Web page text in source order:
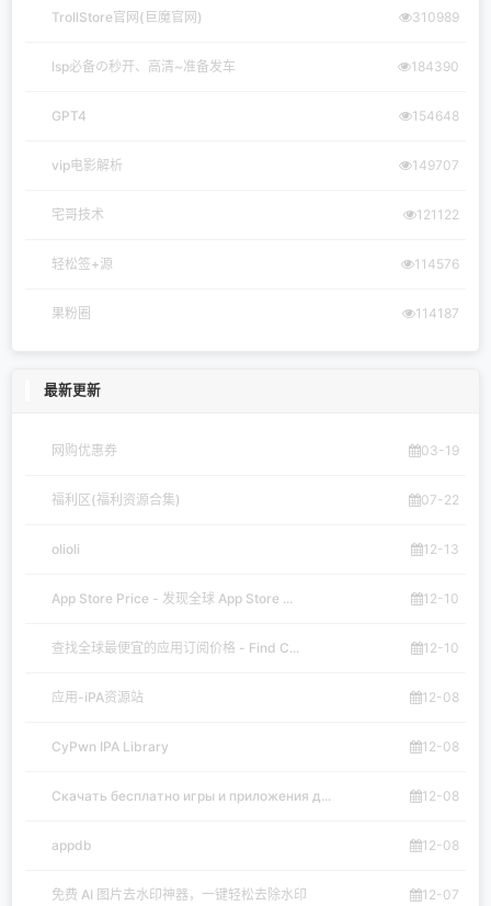
TrollStore官网(巨魔官网) 310989
lsp必备の秒开、高清~准备发车 184390
GPT4 154648
vip电影解析 149707
宅哥技术 121122
轻松签+源 114576
果粉圈 114187
最新更新
网购优惠券 03-19
福利区(福利资源合集) 07-22
olioli 12-13
App Store Price - 发现全球 App Store ... 12-10
查找全球最便宜的应用订阅价格 - Find C... 12-10
应用-iPA资源站 12-08
CyPwn IPA Library 12-08
Скачать бесплатно игры и приложения д... 12-08
appdb 12-08
免费 AI 图片去水印神器，一键轻松去除水印 12-07